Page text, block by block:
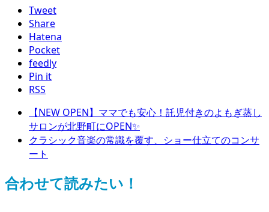
Tweet
Share
Hatena
Pocket
feedly
Pin it
RSS
【NEW OPEN】ママでも安心！託児付きのよもぎ蒸し
サロンが北野町にOPEN✨
クラシック音楽の常識を覆す、ショー仕立てのコンサ
ート
合わせて読みたい！